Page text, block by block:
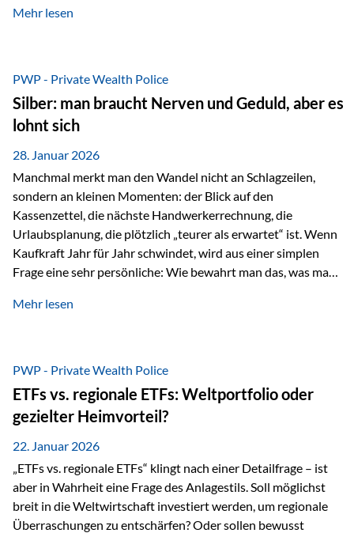
starken Anstiegen. Diese verändern jedoch nicht die
von geopolitischen Spannungen, einer stark ausgeweiteten
Geldmenge sowie strukturellen Verschiebungen an den
Kapitalmärkten geprägt ist, bleibt Gold ein bewährter Anker.
Nicht, weil…
Mehr lesen
PWP - Private Wealth Police
Silber: man braucht Nerven und Geduld, aber es
lohnt sich
28. Januar 2026
Manchmal merkt man den Wandel nicht an Schlagzeilen,
sondern an kleinen Momenten: der Blick auf den
Kassenzettel, die nächste Handwerkerrechnung, die
Urlaubsplanung, die plötzlich „teurer als erwartet“ ist. Wenn
Kaufkraft Jahr für Jahr schwindet, wird aus einer simplen
Frage eine sehr persönliche: Wie bewahrt man das, was man
Sachwerten mit einer Investition in Sachwerte zu
gerade dann, wenn Märkte nervös werden,…
Mehr lesen
PWP - Private Wealth Police
ETFs vs. regionale ETFs: Weltportfolio oder
gezielter Heimvorteil?
22. Januar 2026
„ETFs vs. regionale ETFs“ klingt nach einer Detailfrage – ist
aber in Wahrheit eine Frage des Anlagestils. Soll möglichst
breit in die Weltwirtschaft investiert werden, um regionale
Überraschungen zu entschärfen? Oder sollen bewusst